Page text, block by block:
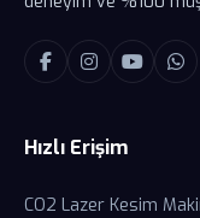
Hızlı Erişim
CO2 Lazer Kesim